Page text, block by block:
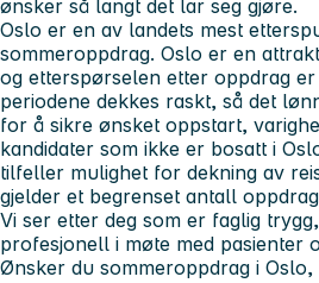
ønsker så langt det lar seg gjøre.
Oslo er en av landets mest
sommeroppdrag. Oslo er en
og etterspørselen etter oppdrag
periodene dekkes raskt, så det
for å sikre ønsket oppstart,
kandidater som ikke er bosatt i
tilfeller mulighet for dekning av
gjelder et begrenset antall
Vi ser etter deg som er faglig
profesjonell i møte med pasienter
Ønsker du sommeroppdrag i